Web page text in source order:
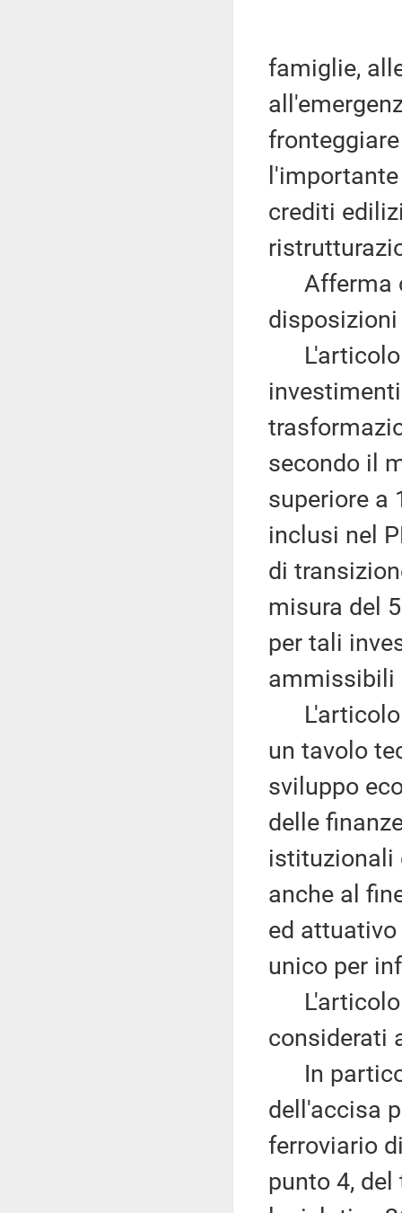
famiglie,
crediti
Afferma
L'articolo
secondo il
superiore a
inclusi nel
di
misura del
per tali
ammissibili
L'articolo
un tavolo
sviluppo
delle
istituzionali
anche al
ed
unico per
L'articolo
considerati
In
dell'accisa
ferroviario
punto 4,